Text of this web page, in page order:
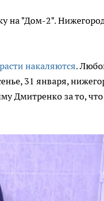
на "Дом-2".
накаляются.
31 января,
Дмитренко за то, что